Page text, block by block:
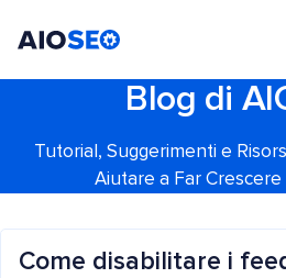
Blog di
Tutorial, Suggerimenti e
Aiutare a Far
Come disabilitare i